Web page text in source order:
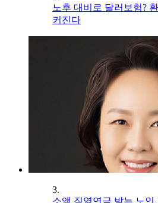
노후 대비로 달러보험?
커진다
3.